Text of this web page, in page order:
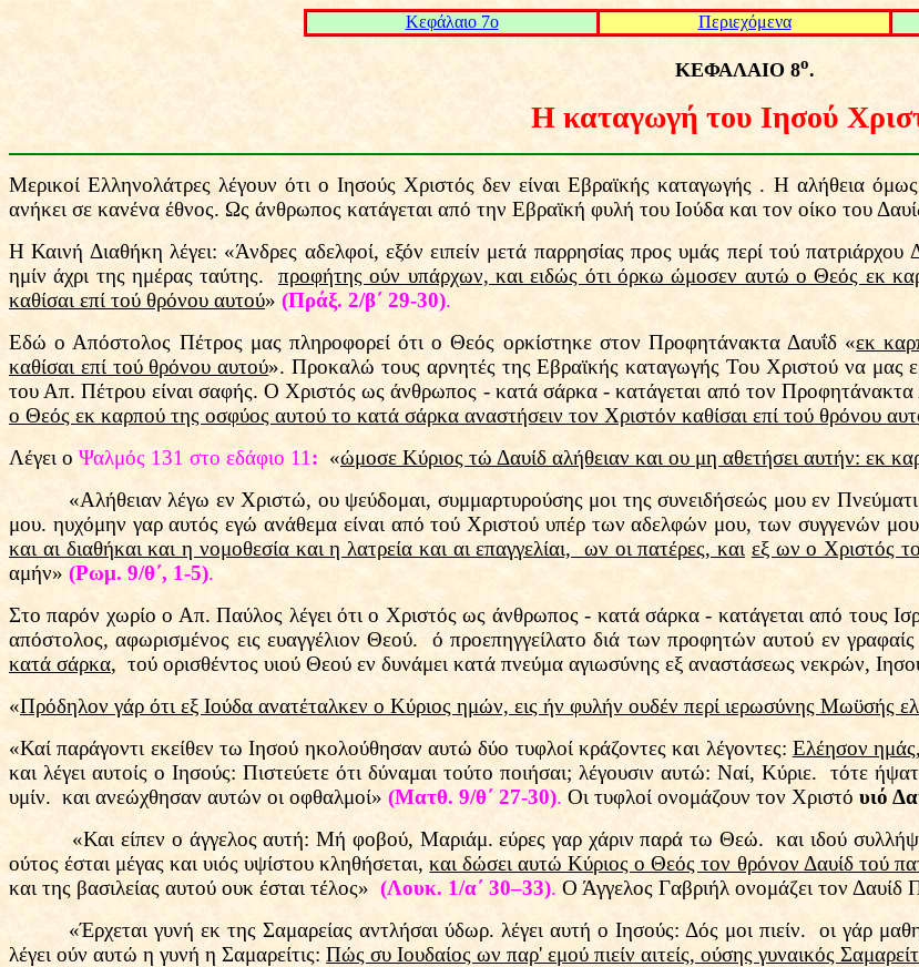
Kεφάλαιο 7ο Περιεχόμενα
ΚΕΦΑΛΑΙΟ 8ο.
Η καταγωγή του Ιησού
Μερικοί Ελληνολάτρες λέγουν ότι ο Ιησούς Χριστός δεν είναι Εβραϊκής καταγωγής . Η αλήθεια
ανήκει σε κανένα έθνος. Ως άνθρωπος κατάγεται από την Εβραϊκή φυλή του Ιούδα και τον οίκο του
Η Καινή Διαθήκη λέγει: «Άνδρες αδελφοί, εξόν ειπείν μετά παρρησίας προς υμάς περί τού
ημίν άχρι της ημέρας ταύτης. προφήτης ούν υπάρχων, και ειδώς ότι όρκω ώμοσεν αυτώ ο Θεός εκ
καθίσαι επί τού θρόνου αυτού» (Πράξ. 2/β΄ 29-30).
Εδώ ο Απόστολος Πέτρος μας πληροφορεί ότι ο Θεός ορκίστηκε στον Προφητάνακτα Δαυΐδ «εκ
καθίσαι επί τού θρόνου αυτού». Προκαλώ τους αρνητές της Εβραϊκής καταγωγής Του Χριστού να
του Απ. Πέτρου είναι σαφής. Ο Χριστός ως άνθρωπος - κατά σάρκα - κατάγεται από τον Προφητάνακτα
ο Θεός εκ καρπού της οσφύος αυτού το κατά σάρκα αναστήσειν τον Χριστόν καθίσαι επί τού θρόνου
Λέγει ο Ψαλμός 131 στο εδάφιο 11 : «ώμοσε Κύριος τώ Δαυίδ αλήθειαν και ου μη αθετήσει αυτήν: εκ
«Αλήθειαν λέγω εν Χριστώ, ου ψεύδομαι, συμμαρτυρούσης μοι της συνειδήσεώς μου εν
μου. ηυχόμην γαρ αυτός εγώ ανάθεμα είναι από τού Χριστού υπέρ των αδελφών μου, των συγγενών
και αι διαθήκαι και η νομοθεσία και η λατρεία και αι επαγγελίαι, ων οι πατέρες, και εξ ων ο Χριστός
αμήν» (Ρωμ. 9/θ΄, 1-5).
Στο παρόν χωρίο ο Απ. Παύλος λέγει ότι ο Χριστός ως άνθρωπος - κατά σάρκα - κατάγεται από τους
απόστολος, αφωρισμένος εις ευαγγέλιον Θεού. ό προεπηγγείλατο διά των προφητών αυτού εν γραφαίς
κατά σάρκα, τού ορισθέντος υιού Θεού εν δυνάμει κατά πνεύμα αγιωσύνης εξ αναστάσεως νεκρών,
«Πρόδηλον γάρ ότι εξ Ιούδα ανατέταλκεν ο Κύριος ημών, εις ήν φυλήν ουδέν περί ιερωσύνης Μωϋσής
«Καί παράγοντι εκείθεν τω Ιησού ηκολούθησαν αυτώ δύο τυφλοί κράζοντες και λέγοντες: Ελέησον
και λέγει αυτοίς ο Ιησούς: Πιστεύετε ότι δύναμαι τούτο ποιήσαι; λέγουσιν αυτώ: Ναί, Κύριε. τότε
υμίν. και ανεώχθησαν αυτών οι οφθαλμοί» (Ματθ. 9/θ΄ 27-30). Οι τυφλοί ονομάζουν τον Χριστό υιό
«Και είπεν ο άγγελος αυτή: Μή φοβού, Μαριάμ. εύρες γαρ χάριν παρά τω Θεώ. και ιδού συλλήψη
ούτος έσται μέγας και υιός υψίστου κληθήσεται,και δώσει αυτώ Κύριος ο Θεός τον θρόνον Δαυίδ τού
και της βασιλείας αυτού ουκ έσται τέλος» (Λουκ. 1/α΄ 30–33). Ο Άγγελος Γαβριήλ ονομάζει τον
«Έρχεται γυνή εκ της Σαμαρείας αντλήσαι ύδωρ. λέγει αυτή ο Ιησούς: Δός μοι πιείν. οι γάρ
λέγει ούν αυτώ η γυνή η Σαμαρείτις: Πώς συ Ιουδαίος ων παρ' εμού πιείν αιτείς, ούσης γυναικός